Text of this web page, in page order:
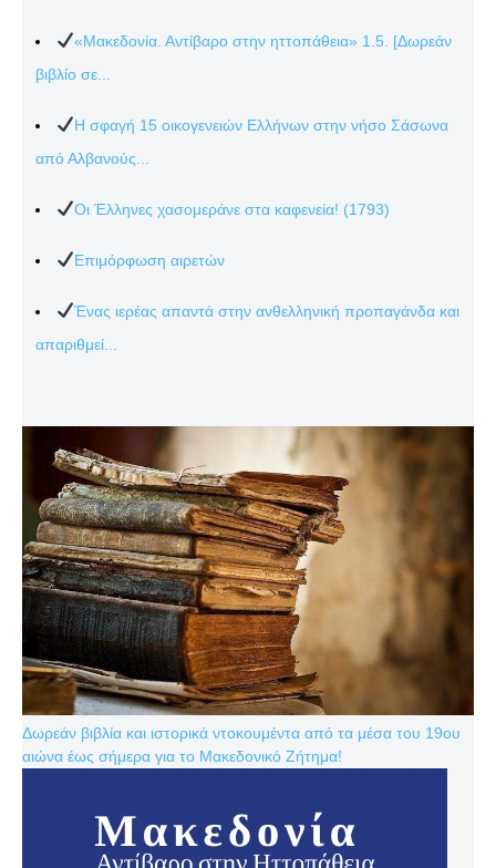
«Μακεδονία. Αντίβαρο στην ηττοπάθεια» 1.5. [Δωρεάν
βιβλίο σε...
Η σφαγή 15 οικογενειών Ελλήνων στην νήσο Σάσωνα
από Αλβανούς...
Οι Έλληνες χασομεράνε στα καφενεία! (1793)
Επιμόρφωση αιρετών
Ένας ιερέας απαντά στην ανθελληνική προπαγάνδα και
απαριθμεί...
Δωρεάν βιβλία και ιστορικά ντοκουμέντα από τα μέσα του 19ου
αιώνα έως σήμερα για το Μακεδονικό Ζήτημα!